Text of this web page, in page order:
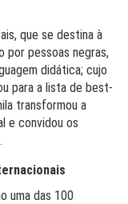
que se destina à
por pessoas negras,
didática; cujo
para a lista de best-
transformou a
e convidou os
uma das 100